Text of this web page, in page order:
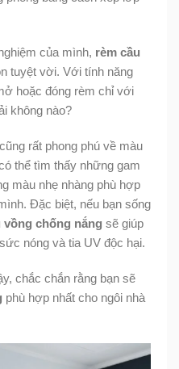
của mình, rèm cầu
tuyệt vời. Với tính năng
hoặc đóng rèm chỉ với
không nào?
rất phong phú về màu
thể tìm thấy những gam
màu nhẹ nhàng phù hợp
Đặc biệt, nếu bạn sống
vồng chống nắng sẽ giúp
nóng và tia UV độc hại.
chắc chắn rằng bạn sẽ
phù hợp nhất cho ngôi nhà